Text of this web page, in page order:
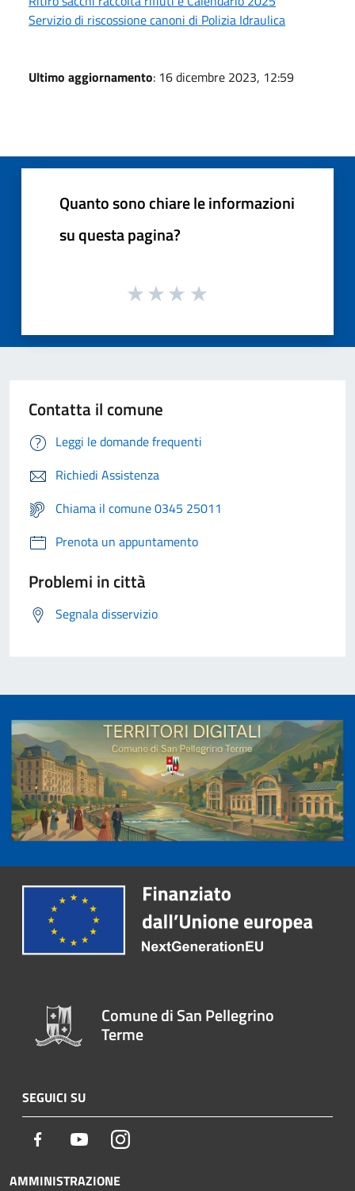
Servizio di riscossione canoni di Polizia Idraulica
Ultimo aggiornamento: 16 dicembre 2023, 12:59
Quanto sono chiare le informazioni
su questa pagina?
Contatta il comune
Leggi le domande frequenti
Richiedi Assistenza
Chiama il comune 0345 25011
Prenota un appuntamento
Problemi in città
Segnala disservizio
Comune di San Pellegrino
Terme
SEGUICI SU
Facebook YoutubeInstagram
AMMINISTRAZIONE